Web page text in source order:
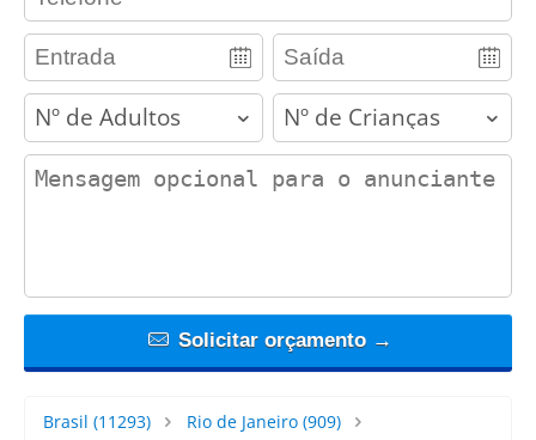
adults children
contact_message
Solicitar orçamento →
Brasil (11293) Rio de Janeiro(909)